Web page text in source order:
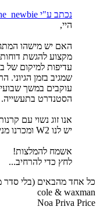
נכתב ע"י the_newbie:
היי,
האם יש מישהו
עדיפות למיקום של
שמגיב בזמן הגיוני.
עוקבים במשך
הסטנדרט בתעשייה.
אנו זוג נשוי עם
יש לנו W2 ומכרנו מניות RSU שהובשלו בארץ.
אשמח להמלצות!
לחץ כדי להרחיב...
כל אחד מהבאים (בלי סדר
cole & waxman
Noa Priva Price